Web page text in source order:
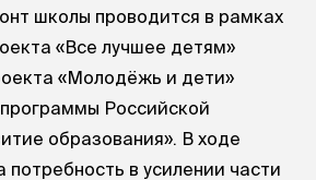
школы проводится в рамках
«Все лучшее детям»
«Молодёжь и дети»
Российской
образования». В ходе
потребность в усилении части